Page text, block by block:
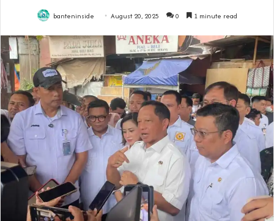
banteninside August 20, 2025 0 1 minute read